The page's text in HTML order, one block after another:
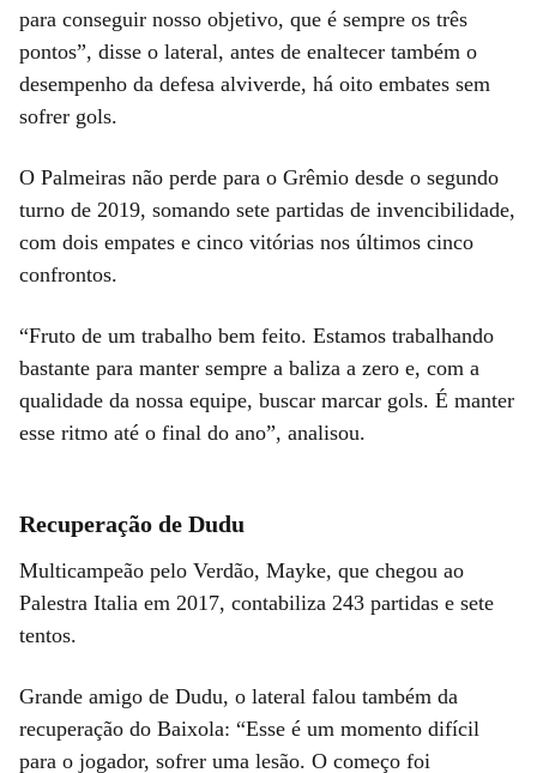
para conseguir nosso objetivo, que é sempre os três
pontos”, disse o lateral, antes de enaltecer também o
desempenho da defesa alviverde, há oito embates sem
sofrer gols.
O Palmeiras não perde para o Grêmio desde o segundo
turno de 2019, somando sete partidas de invencibilidade,
com dois empates e cinco vitórias nos últimos cinco
confrontos.
“Fruto de um trabalho bem feito. Estamos trabalhando
bastante para manter sempre a baliza a zero e, com a
qualidade da nossa equipe, buscar marcar gols. É manter
esse ritmo até o final do ano”, analisou.
Recuperação de Dudu
Multicampeão pelo Verdão, Mayke, que chegou ao
Palestra Italia em 2017, contabiliza 243 partidas e sete
tentos.
Grande amigo de Dudu, o lateral falou também da
recuperação do Baixola: “Esse é um momento difícil
para o jogador, sofrer uma lesão. O começo foi